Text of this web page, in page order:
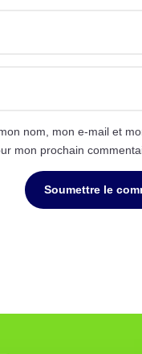
nom, mon e-mail et
mon prochain
Soumettre le